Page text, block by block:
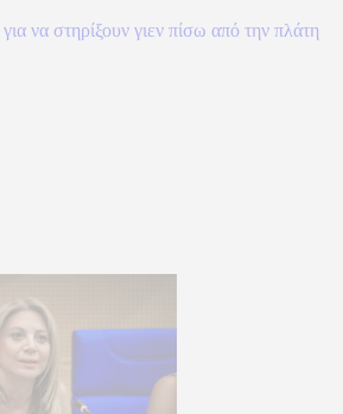
να στηρίξουν γιεν πίσω από την πλάτη